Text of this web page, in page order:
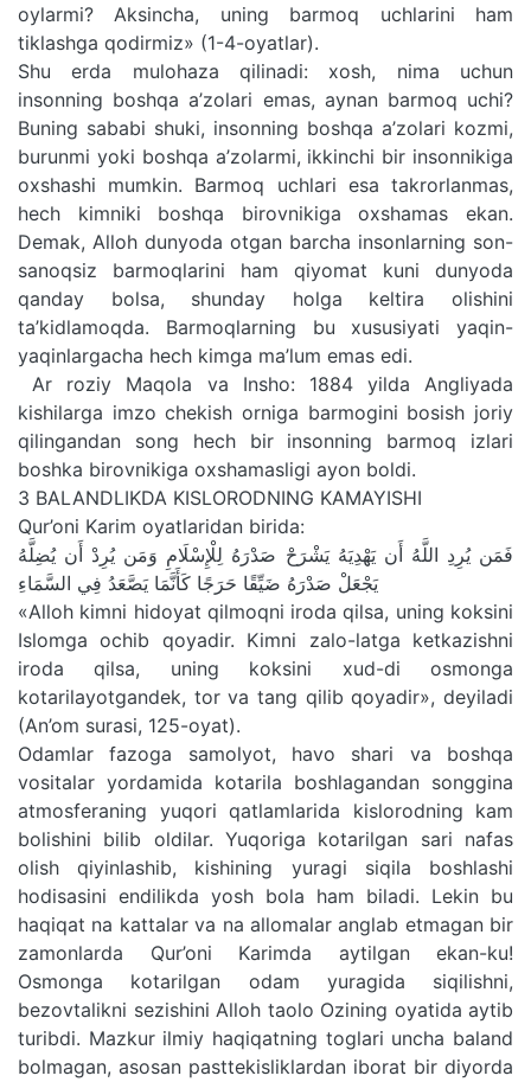
oylarmi? Aksincha, uning barmoq uchlarini ham
tiklashga qodirmiz» (1-4-oyatlar).
Shu erda mulohaza qilinadi: xosh, nima uchun
insonning boshqa a’zolari emas, aynan barmoq uchi?
Buning sababi shuki, insonning boshqa a’zolari kozmi,
burunmi yoki boshqa a’zolarmi, ikkinchi bir insonnikiga
oxshashi mumkin. Barmoq uchlari esa takrorlanmas,
hech kimniki boshqa birovnikiga oxshamas ekan.
Demak, Alloh dunyoda otgan barcha insonlarning son-
sanoqsiz barmoqlarini ham qiyomat kuni dunyoda
qanday bolsa, shunday holga keltira olishini
ta’kidlamoqda. Barmoqlarning bu xususiyati yaqin-
yaqinlargacha hech kimga ma’lum emas edi.
Ar roziy Maqola va Insho: 1884 yilda Angliyada
kishilarga imzo chekish orniga barmogini bosish joriy
qilingandan song hech bir insonning barmoq izlari
boshka birovnikiga oxshamasligi ayon boldi.
3 BALANDLIKDA KISLORODNING KAMAYISHI
Qur’oni Karim oyatlaridan birida:
فَمَن يُرِدِ اللَّهُ أَن يَهْدِيَهُ يَشْرَحْ صَدْرَهُ لِلْإِسْلَامِ وَمَن يُرِدْ أَن يُضِلَّهُ
يَجْعَلْ صَدْرَهُ ضَيِّقًا حَرَجًا كَأَنَّمَا يَصَّعَدُ فِي السَّمَاءِ
«Alloh kimni hidoyat qilmoqni iroda qilsa, uning koksini
Islomga ochib qoyadir. Kimni zalo-latga ketkazishni
iroda qilsa, uning koksini xud-di osmonga
kotarilayotgandek, tor va tang qilib qoyadir», deyiladi
(An’om surasi, 125-oyat).
Odamlar fazoga samolyot, havo shari va boshqa
vositalar yordamida kotarila boshlagandan songgina
atmosferaning yuqori qatlamlarida kislorodning kam
bolishini bilib oldilar. Yuqoriga kotarilgan sari nafas
olish qiyinlashib, kishining yuragi siqila boshlashi
hodisasini endilikda yosh bola ham biladi. Lekin bu
haqiqat na kattalar va na allomalar anglab etmagan bir
zamonlarda Qur’oni Karimda aytilgan ekan-ku!
Osmonga kotarilgan odam yuragida siqilishni,
bezovtalikni sezishini Alloh taolo Ozining oyatida aytib
turibdi. Mazkur ilmiy haqiqatning toglari uncha baland
bolmagan, asosan pasttekisliklardan iborat bir diyorda